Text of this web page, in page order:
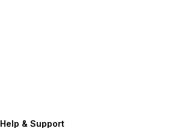
Help & Support